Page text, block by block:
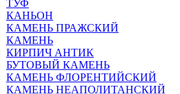
ТУФ
КАНЬОН
КАМЕНЬ ПРАЖСКИЙ
КАМЕНЬ
КИРПИЧ АНТИК
БУТОВЫЙ КАМЕНЬ
КАМЕНЬ ФЛОРЕНТИЙСКИЙ
КАМЕНЬ НЕАПОЛИТАНСКИЙ